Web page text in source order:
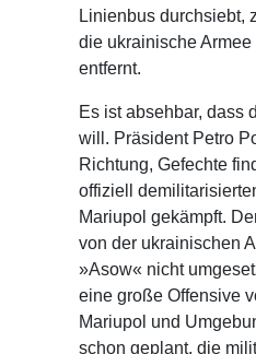
Linienbus durchsiebt,
die ukrainische
entfernt.
Es ist absehbar, dass
will. Präsident Petro
Richtung, Gefechte
offiziell
Mariupol gekämpft.
von der ukrainischen
»Asow« nicht
eine große Offensive
Mariupol und
schon geplant, die